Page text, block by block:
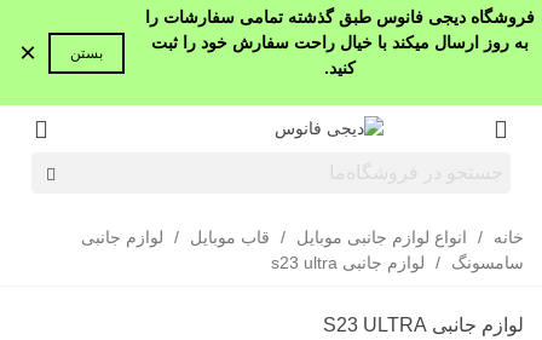
فروشگاه دیجی فانوس طبق گذشته تمامی سفارشات را
به روز ارسال میکند با خیال راحت سفارش خود را ثبت
کنید.
بستن ×
خانه / انواع لوازم جانبی موبایل / قاب موبایل /
لوازم جانبی
سامسونگ
/ لوازم جانبی s23 ultra
لوازم جانبی S23 ULTRA